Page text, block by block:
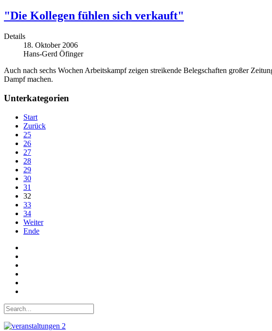
"Die Kollegen fühlen sich verkauft"
Details
18. Oktober 2006
Hans-Gerd Öfinger
Auch nach sechs Wochen Arbeitskampf zeigen streikende Belegschaften großer
Dampf machen.
Unterkategorien
Start
Zurück
25
26
27
28
29
30
31
32
33
34
Weiter
Ende